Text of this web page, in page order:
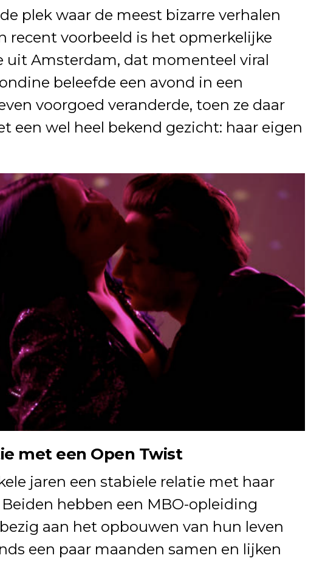
plek waar de meest bizarre verhalen
recent voorbeeld is het opmerkelijke
uit Amsterdam, dat momenteel viral
beleefde een avond in een
voorgoed veranderde, toen ze daar
een wel heel bekend gezicht: haar eigen
met een Open Twist
jaren een stabiele relatie met haar
hebben een MBO-opleiding
aan het opbouwen van hun leven
een paar maanden samen en lijken